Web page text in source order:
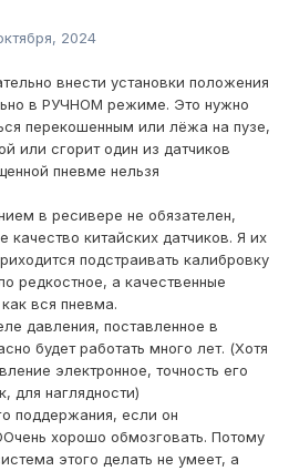
2024
внести установки положения
в РУЧНОМ режиме. Это нужно
перекошенным или лёжа на пузе,
или сгорит один из датчиков
пневме нельзя
в ресивере не обязателен,
качество китайских датчиков. Я их
подстраивать калибровку
редкостное, а качественные
вся пневма.
давления, поставленное в
будет работать много лет. (Хотя
электронное, точность его
для наглядности)
поддержания, если он
хорошо обмозговать. Потому
этого делать не умеет, а